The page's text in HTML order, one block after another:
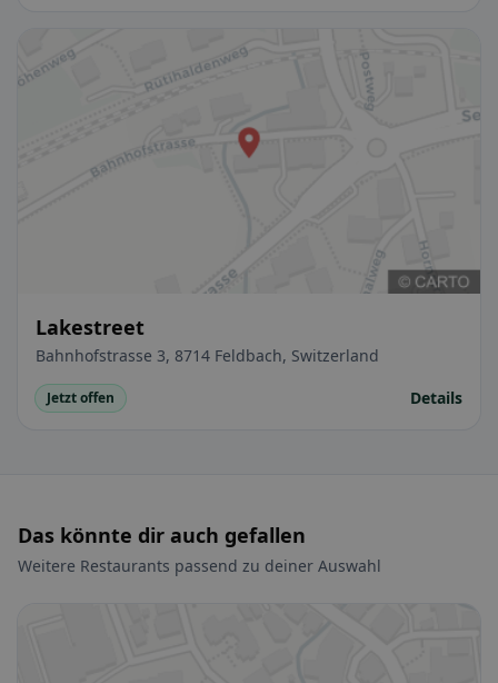
Lakestreet
Bahnhofstrasse 3, 8714 Feldbach, Switzerland
Jetzt offen Details
Das könnte dir auch gefallen
Weitere Restaurants passend zu deiner Auswahl